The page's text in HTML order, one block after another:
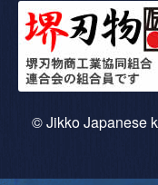
© Jikko Japanese